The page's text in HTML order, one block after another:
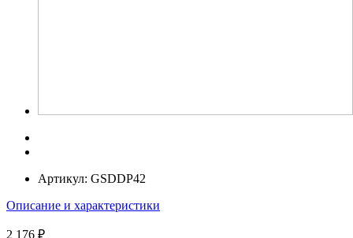
Артикул: GSDDP42
Описание и характеристики
2 176 ₽